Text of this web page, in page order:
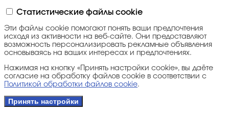
Статистические файлы cookie
Эти файлы cookie помогают понять ваши предпочтения
исходя из активности на веб-сайте. Они предоставляют
возможность персонализировать рекламные объявления
основываясь на ваших интересах и предпочтениях.
Нажимая на кнопку «Принять настройки cookie», вы даёте
согласие на обработку файлов cookie в соответствии с
Политикой обработки файлов cookie.
Принять настройки